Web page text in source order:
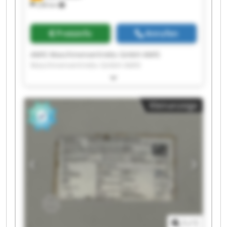
238 km
Preisinfo Anrufen
AMIS Maschinenvertriebs GmbH AMIS
Maschinenvertriebs GmbH AMIS
Maschinenvertriebs GmbH AMIS
Maschinenvertriebs GmbH AMIS
Maschinenvertriebs GmbH AMIS
Maschinenvertriebs GmbH AMIS
Maschinenvertriebs GmbH AMIS
Maschinenvertriebs GmbH AMIS
Maschinenvertriebs GmbH AMIS
Kleinanzeige